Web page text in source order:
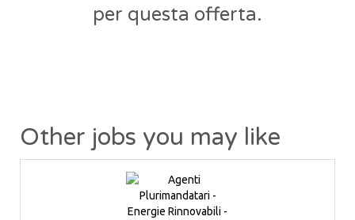
per questa offerta.
Other jobs you may like